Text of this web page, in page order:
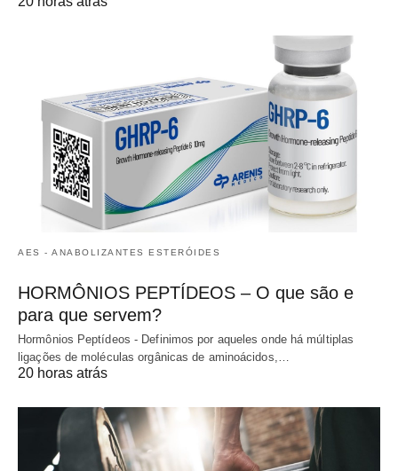
AES - ANABOLIZANTES ESTERÓIDES
HORMÔNIOS PEPTÍDEOS – O que são e
para que servem?
Hormônios Peptídeos - Definimos por aqueles onde há múltiplas
ligações de moléculas orgânicas de aminoácidos,…
20 horas atrás